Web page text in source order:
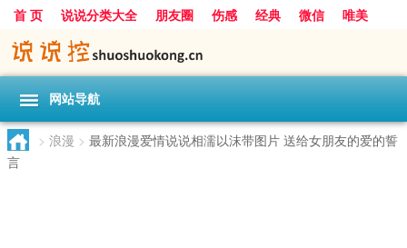
首 页 说说分类大全 朋友圈 伤感 经典 微信
唯美
励志
爱情 搞笑
网站导航
> 浪漫 > 最新浪漫爱情说说相濡以沫带图片 送给女朋友的爱的誓
言